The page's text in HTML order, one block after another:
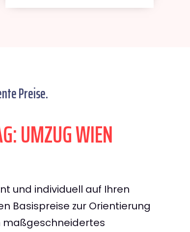
Preise.
UMZUG WIEN
und individuell auf Ihren
Basispreise zur Orientierung
maßgeschneidertes